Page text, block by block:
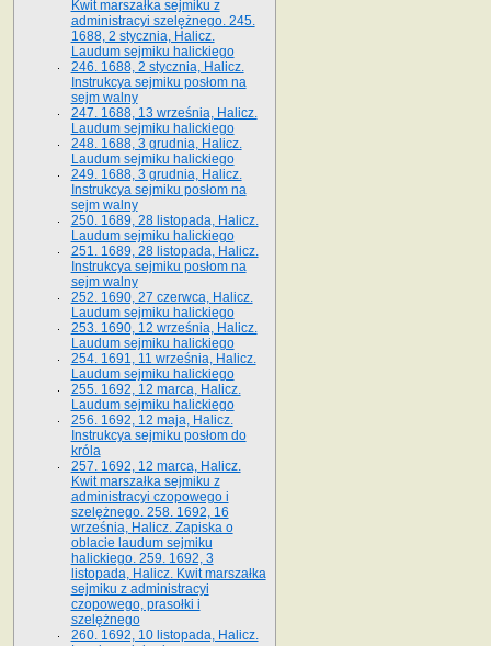
Kwit marszałka sejmiku z
administracyi szelężnego. 245.
1688, 2 stycznia, Halicz.
Laudum sejmiku halickiego
246. 1688, 2 stycznia, Halicz.
Instrukcya sejmiku posłom na
sejm walny
247. 1688, 13 września, Halicz.
Laudum sejmiku halickiego
248. 1688, 3 grudnia, Halicz.
Laudum sejmiku halickiego
249. 1688, 3 grudnia, Halicz.
Instrukcya sejmiku posłom na
sejm walny
250. 1689, 28 listopada, Halicz.
Laudum sejmiku halickiego
251. 1689, 28 listopada, Halicz.
Instrukcya sejmiku posłom na
sejm walny
252. 1690, 27 czerwca, Halicz.
Laudum sejmiku halickiego
253. 1690, 12 września, Halicz.
Laudum sejmiku halickiego
254. 1691, 11 września, Halicz.
Laudum sejmiku halickiego
255. 1692, 12 marca, Halicz.
Laudum sejmiku halickiego
256. 1692, 12 maja, Halicz.
Instrukcya sejmiku posłom do
króla
257. 1692, 12 marca, Halicz.
Kwit marszałka sejmiku z
administracyi czopowego i
szelężnego. 258. 1692, 16
września, Halicz. Zapiska o
oblacie laudum sejmiku
halickiego. 259. 1692, 3
listopada, Halicz. Kwit marszałka
sejmiku z administracyi
czopowego, prasołki i
szelężnego
260. 1692, 10 listopada, Halicz.